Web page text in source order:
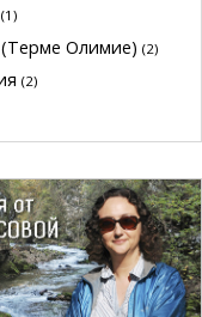
(1)
Олимие) (2)
(2)